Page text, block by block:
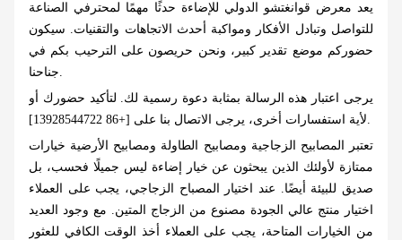
يعد معرض قوانغتشو الدولي للإضاءة حدثًا مهمًا لمحترفي الصناعة
للتواصل وتبادل الأفكار ومواكبة أحدث الاتجاهات والتقنيات. سيكون
حضوركم موضع تقدير كبير، ونحن حريصون على الترحيب بكم في
جناحنا.
يرجى اعتبار هذه الرسالة بمثابة دعوة رسمية لك. لتأكيد حضورك أو
لأية استفسارات أخرى، يرجى الاتصال بنا على [+86 13928544722].
تعتبر المصابيح الزجاجية ومصابيح الطاولة ومصابيح الأرضية خيارات
ممتازة لأولئك الذين يبحثون عن خيار إضاءة ليس جميلًا فحسب، بل
صديق للبيئة أيضًا. عند اختيار المصباح الزجاجي، يجب على العملاء
اختيار منتج عالي الجودة مصنوع من الزجاج المتين. مع وجود العديد
من الخيارات المتاحة، يجب على العملاء أخذ الوقت الكافي للعثور